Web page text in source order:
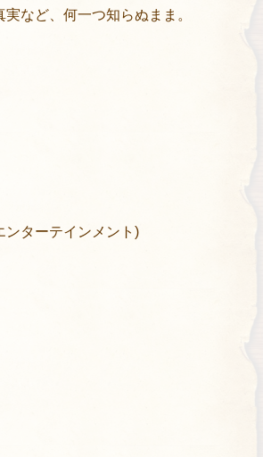
など、何一つ知らぬまま。
ンターテインメント)